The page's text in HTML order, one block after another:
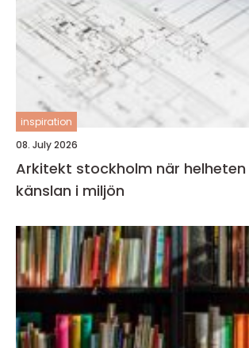
inspiration
08. July 2026
Arkitekt stockholm när helheten avgör
känslan i miljön